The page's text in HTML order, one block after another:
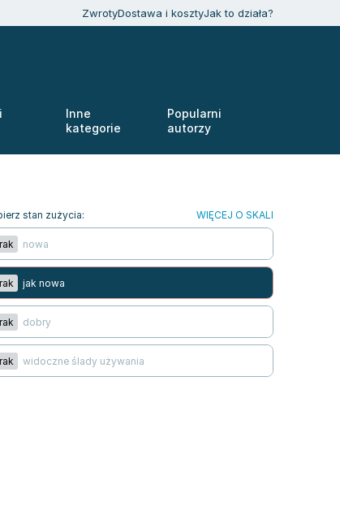
ZwrotyDostawa i kosztyJak to działa?
Inne
kategorie
Popularni
autorzy
stan zużycia: WIĘCEJ O SKALI
nowa
jak nowa
dobry
widoczne ślady używania